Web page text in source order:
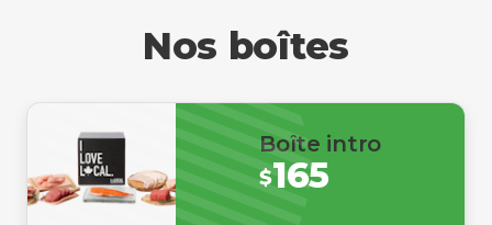
Nos boîtes
Boîte intro
$165